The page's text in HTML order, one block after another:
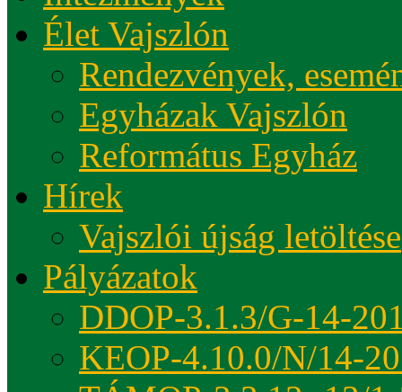
Élet Vajszlón
Rendezvények,
Egyházak Vajszlón
Református Egyház
Hírek
Vajszlói újság letöltése
Pályázatok
DDOP-3.1.3/G-14-
KEOP-4.10.0/N/14-